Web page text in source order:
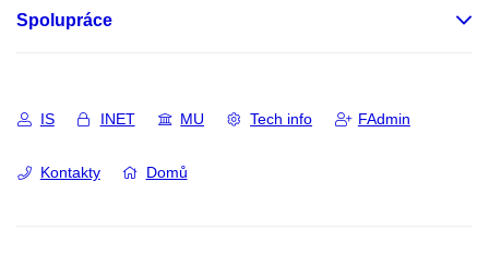
Spolupráce
IS INET MU Tech info FAdmin
Kontakty Domů